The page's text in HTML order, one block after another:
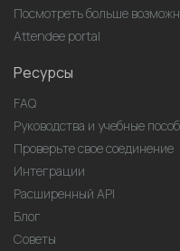
Посмотреть больше
Attendee portal
Ресурсы
FAQ
Руководства и учебные
Проверьте свое соединение
Интеграции
Расширенный API
Блог
Советы